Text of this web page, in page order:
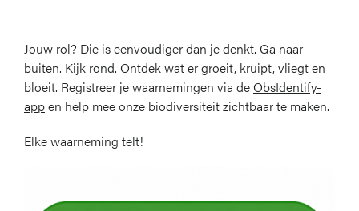
Jouw rol? Die is eenvoudiger dan je denkt. Ga naar
buiten. Kijk rond. Ontdek wat er groeit, kruipt, vliegt en
bloeit. Registreer je waarnemingen via deObsIdentify-
appen help mee onze biodiversiteit zichtbaar te maken.
Elke waarneming telt!